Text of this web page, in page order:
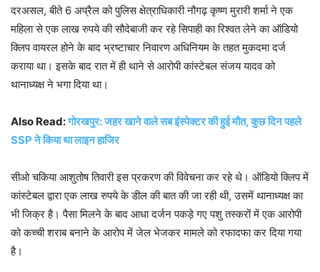
दरअसल, बीते 6 अप्रैल को पुलिस क्षेत्राधिकारी नौगढ़ कृष्ण मुरारी शर्मा ने एक
महिला से एक लाख रुपये की सौदेबाजी कर रहे सिपाही का रिश्वत लेने का ऑडियो
क्लिप वायरल होने के बाद भ्रष्टाचार निवारण अधिनियम के तहत मुकदमा दर्ज
कराया था। इसके बाद रात में ही थाने से आरोपी कांस्टेबल संजय यादव को
थानाध्यक्ष ने भगा दिया था।
Also Read:गोरखपुर: जहर खाने वाले सब इंस्पेक्टर की हुई मौत, कुछ दिन पहले
SSP ने किया था लाइन हाजिर
सीओ चकिया आशुतोष तिवारी इस प्रकरण की विवेचना कर रहे थे। ऑडियो क्लिप में
कांस्टेबल द्वारा एक लाख रुपये के डील की बात की जा रही थी, उसमें थानाध्यक्ष का
भी जिक्र है। पैसा मिलने के बाद आधा दर्जन पकड़े गए पशु तस्करों में एक आरोपी
को कच्ची शराब बनाने के आरोप में जेल भेजकर मामले को रफादफा कर दिया गया
है।